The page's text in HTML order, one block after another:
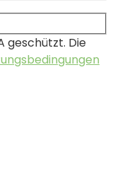
geschützt. Die